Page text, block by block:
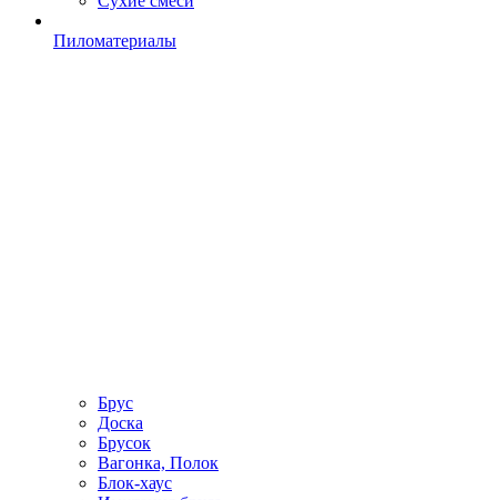
Пиломатериалы
Брус
Доска
Брусок
Вагонка, Полок
Блок-хаус